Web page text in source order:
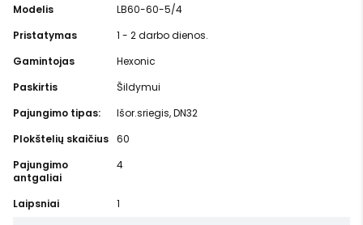
Modelis
LB60-60-5/4
Pristatymas
1 - 2 darbo dienos.
Gamintojas
Hexonic
Paskirtis
Šildymui
Pajungimo tipas:
Išor.sriegis, DN32
Plokštelių skaičius 60
Pajungimo
antgaliai
4
Laipsniai 1